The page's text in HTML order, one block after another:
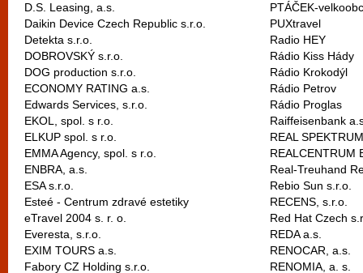
D.S. Leasing, a.s.
Daikin Device Czech Republic s.r.o.
Detekta s.r.o.
DOBROVSKÝ s.r.o.
DOG production s.r.o.
ECONOMY RATING a.s.
Edwards Services, s.r.o.
EKOL, spol. s r.o.
ELKUP spol. s r.o.
EMMA Agency, spol. s r.o.
ENBRA, a.s.
ESA s.r.o.
Esteé - Centrum zdravé estetiky
eTravel 2004 s. r. o.
Everesta, s.r.o.
EXIM TOURS a.s.
Fabory CZ Holding s.r.o.
PTÁČEK-
PUXtravel
Radio HEY
Rádio Kiss Hády
Rádio Krokodýl
Rádio Petrov
Rádio Proglas
Raiffeisenbank
REAL
REALCENTRUM
Real-Treuhand
Rebio Sun s.r.o.
RECENS, s.r.o.
Red Hat Czech
REDA a.s.
RENOCAR, a.s.
RENOMIA, a. s.